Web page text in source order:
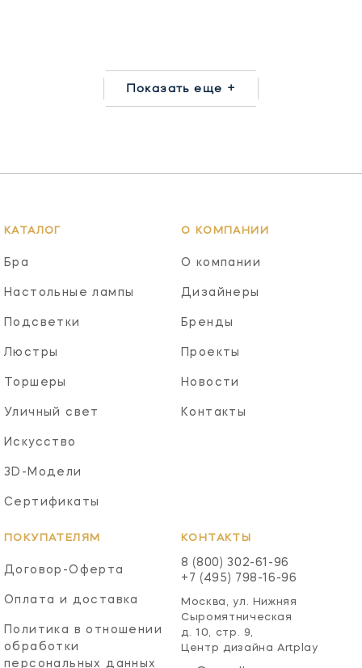
Показать еще +
КАТАЛОГ
Бра
Настольные лампы
Подсветки
Люстры
Торшеры
Уличный свет
Искусство
3D-Модели
Сертификаты
О КОМПАНИИ
О компании
Дизайнеры
Бренды
Проекты
Новости
Контакты
ПОКУПАТЕЛЯМ
Договор-Оферта
Оплата и доставка
Политика в отношении
обработки
персональных данных
КОНТАКТЫ
8 (800) 302-61-96
+7 (495) 798-16-96
Москва, ул. Нижняя
Сыромятническая
д. 10, стр. 9,
Центр дизайна Artplay